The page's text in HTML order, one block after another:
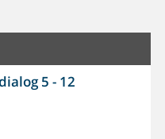
5 - 12